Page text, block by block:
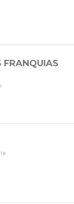
FRANQUIAS